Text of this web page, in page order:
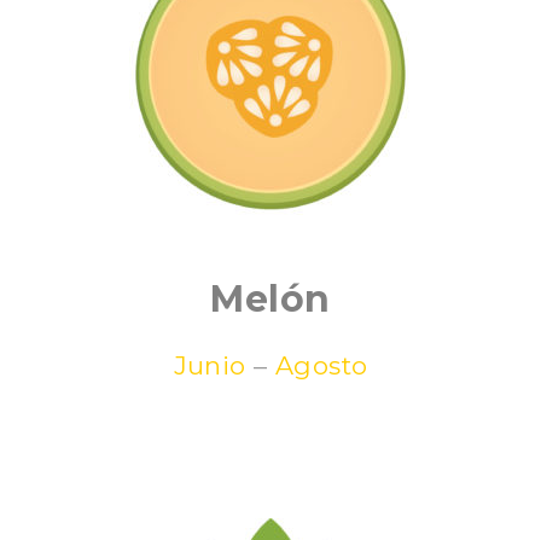
Melón
Junio – Agosto